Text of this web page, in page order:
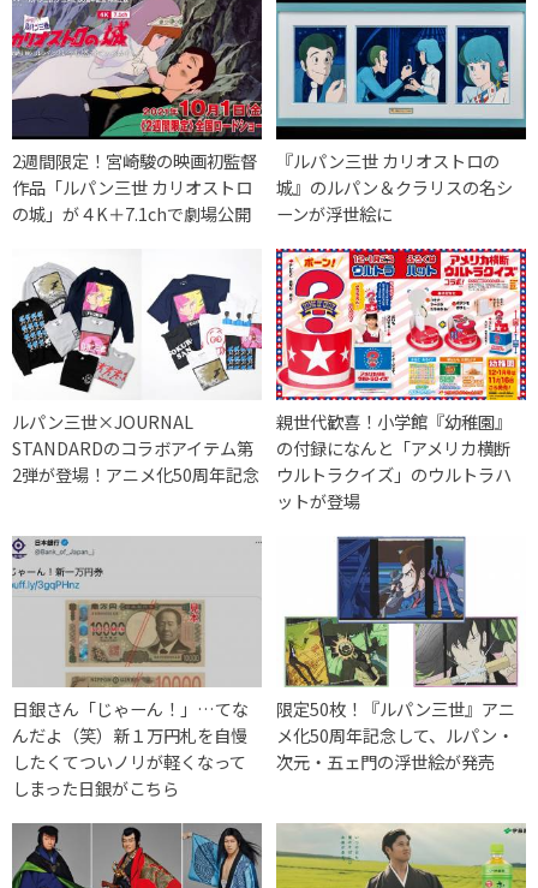
2週間限定！宮崎駿の映画初監督
作品「ルパン三世 カリオストロ
の城」が４K＋7.1chで劇場公開
『ルパン三世 カリオストロの
城』のルパン＆クラリスの名シ
ーンが浮世絵に
ルパン三世×JOURNAL
STANDARDのコラボアイテム第
2弾が登場！アニメ化50周年記念
親世代歓喜！小学館『幼稚園』
の付録になんと「アメリカ横断
ウルトラクイズ」のウルトラハ
ットが登場
日銀さん「じゃーん！」…てな
んだよ（笑）新１万円札を自慢
したくてついノリが軽くなって
しまった日銀がこちら
限定50枚！『ルパン三世』アニ
メ化50周年記念して、ルパン・
次元・五ェ門の浮世絵が発売